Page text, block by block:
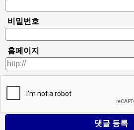
비밀번호
홈페이지
댓글 등록